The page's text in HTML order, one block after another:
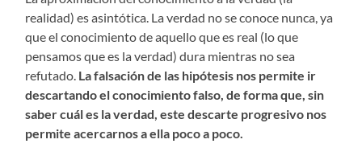
realidad) es asintótica. La verdad no se conoce nunca, ya
que el conocimiento de aquello que es real (lo que
pensamos que es la verdad) dura mientras no sea
refutado. La falsación de las hipótesis nos permite ir
descartando el conocimiento falso, de forma que, sin
saber cuál es la verdad, este descarte progresivo nos
permite acercarnos a ella poco a poco.